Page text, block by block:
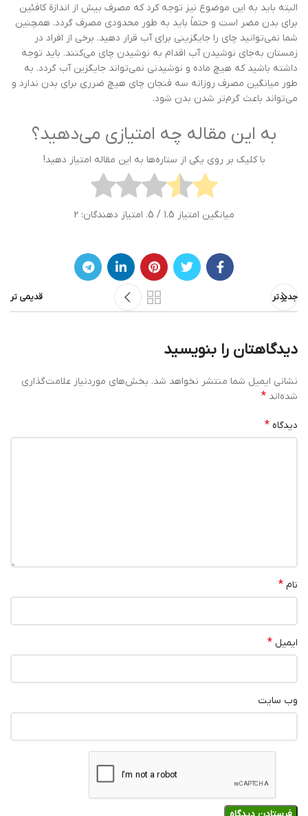
البته باید به این موضوع نیز توجه کرد که مصرف بیش از اندازة کافئین
برای بدن مضر است و حتماً باید به طور محدودی مصرف گردد. همچنین
شما نمی‌توانید چای را جایگزینی برای آب قرار دهید. برخی از افراد در
زمستان به‌جای نوشیدن آب اقدام به نوشیدن چای می‌کنند. باید توجه
داشته باشید که هیچ ماده و نوشیدنی نمی‌تواند جایگزین آب گردد. به
طور میانگین مصرف روزانه سه فنجان چای هیچ ضرری برای بدن ندارد و
می‌تواند باعث گرم‌تر شدن بدن شود.
به این مقاله چه امتیازی می‌دهید؟
با کلیک بر روی یکی از ستاره‌ها به این مقاله امتیاز دهید!
میانگین امتیاز 1.5 / 5. امتیاز دهندگان: 2
جدیدتر قدیمی تر
دیدگاهتان را بنویسید
نشانی ایمیل شما منتشر نخواهد شد. بخش‌های موردنیاز علامت‌گذاری
شده‌اند *
دیدگاه *
نام *
ایمیل *
وب‌ سایت